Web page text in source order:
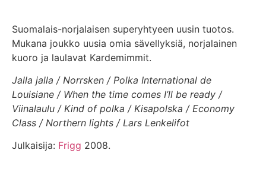
Suomalais-norjalaisen superyhtyeen uusin tuotos.
Mukana joukko uusia omia sävellyksiä, norjalainen
kuoro ja laulavat Kardemimmit.
Jalla jalla / Norrsken / Polka International de
Louisiane / When the time comes I’ll be ready /
Viinalaulu / Kind of polka / Kisapolska / Economy
Class / Northern lights / Lars Lenkelifot
Julkaisija: Frigg 2008.